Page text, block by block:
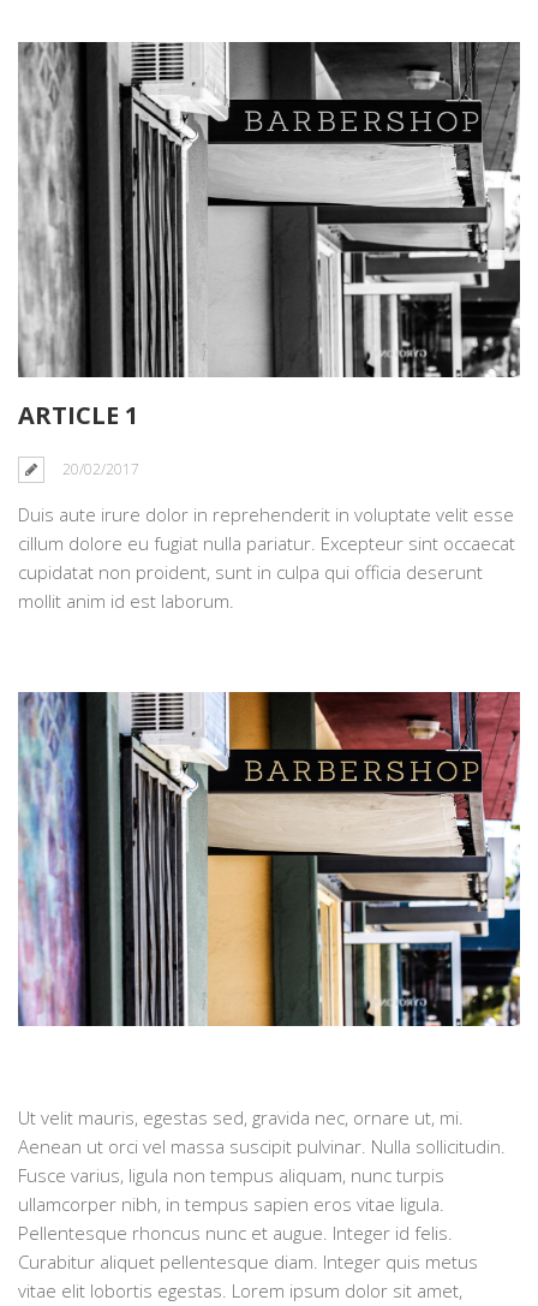
ARTICLE 1
20/02/2017
Duis aute irure dolor in reprehenderit in voluptate velit esse
cillum dolore eu fugiat nulla pariatur. Excepteur sint occaecat
cupidatat non proident, sunt in culpa qui officia deserunt
mollit anim id est laborum.
Ut velit mauris, egestas sed, gravida nec, ornare ut, mi.
Aenean ut orci vel massa suscipit pulvinar. Nulla sollicitudin.
Fusce varius, ligula non tempus aliquam, nunc turpis
ullamcorper nibh, in tempus sapien eros vitae ligula.
Pellentesque rhoncus nunc et augue. Integer id felis.
Curabitur aliquet pellentesque diam. Integer quis metus
vitae elit lobortis egestas. Lorem ipsum dolor sit amet,